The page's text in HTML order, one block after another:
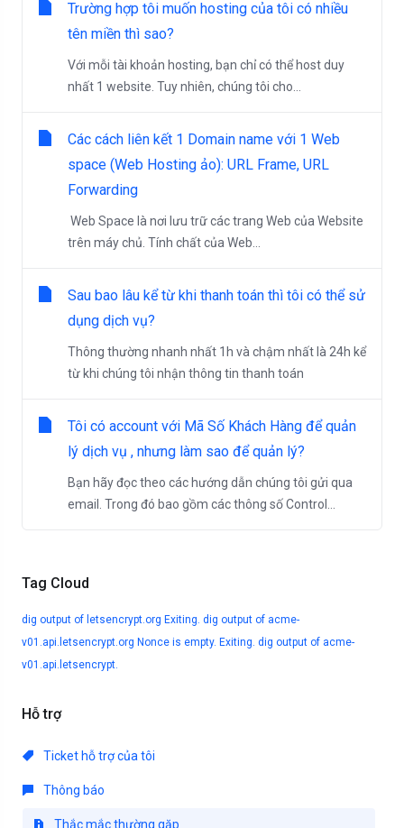
Tag Cloud
dig output of letsencrypt.org Exiting. dig output of acme-
v01.api.letsencrypt.org Nonce is empty. Exiting. dig output of acme-
v01.api.letsencrypt.
Hỗ trợ
Ticket hỗ trợ của tôi
Thông báo
Thắc mắc thường gặp
Trường hợp tôi muốn hosting của tôi có nhiều
tên miền thì sao?
Với mỗi tài khoản hosting, bạn chỉ có thể host duy
nhất 1 website. Tuy nhiên, chúng tôi cho...
Các cách liên kết 1 Domain name với 1 Web
space (Web Hosting ảo): URL Frame, URL
Forwarding
Web Space là nơi lưu trữ các trang Web của Website
trên máy chủ. Tính chất của Web...
Sau bao lâu kể từ khi thanh toán thì tôi có thể sử
dụng dịch vụ?
Thông thường nhanh nhất 1h và chậm nhất là 24h kể
từ khi chúng tôi nhận thông tin thanh toán
Tôi có account với Mã Số Khách Hàng để quản
lý dịch vụ , nhưng làm sao để quản lý?
Bạn hãy đọc theo các hướng dẫn chúng tôi gửi qua
email. Trong đó bao gồm các thông số Control...